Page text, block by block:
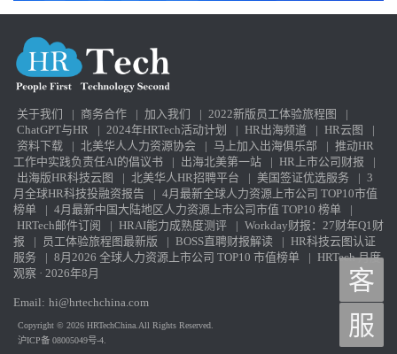
关于我们 | 商务合作 | 加入我们 | 2022新版员工体验旅程图
|
ChatGPT与HR
| 2024年HRTech活动计划 | HR出海频道 | HR云图
|
资料下载
| 北美华人人力资源协会 | 马上加入出海俱乐部 | 推动HR
工作中实践负责任AI的倡议书
| 出海北美第一站 | HR上市公司财报
|
出海版HR科技云图
| 北美华人HR招聘平台 | 美国签证优选服务 | 3
月全球HR科技投融资报告
| 4月最新全球人力资源上市公司 TOP10市值
榜单
| 4月最新中国大陆地区人力资源上市公司市值 TOP10 榜单
|
HRTech邮件订阅
| HRAI能力成熟度测评 | Workday财报：27财年Q1财
报
| 员工体验旅程图最新版 | BOSS直聘财报解读 | HR科技云图认证
服务
| 8月2026 全球人力资源上市公司 TOP10 市值榜单 | HRTech 月度
观察 · 2026年8月
Email: hi@hrtechchina.com
Copyright © 2026 HRTechChina.All Rights Reserved.
沪ICP备 08005049号-4.
客
服